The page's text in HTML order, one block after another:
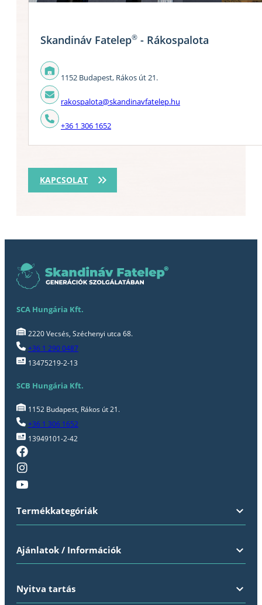
KAPCSOLAT
Skandináv Fatelep® - Rákospalota
1152 Budapest, Rákos út 21.
rakospalota@skandinavfatelep.hu
+36 1 306 1652
SCA Hungária Kft.
2220 Vecsés, Széchenyi utca 68.
+36 1 290 0487
13475219-2-13
SCB Hungária Kft.
1152 Budapest, Rákos út 21.
+36 1 306 1652
13949101-2-42
Termékkategóriák
Ajánlatok / Információk
Nyitva tartás